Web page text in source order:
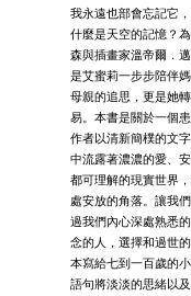
我永遠也部會忘記它
什麼是天空的記憶？
森與插畫家溫帝爾．
是艾蜜莉一步步陪伴
母親的追思，更是她
易。本書是關於一個
作者以清新簡樸的文
中流露著濃濃的愛、
都可理解的現實世界
處安放的角落。讓我
過我們內心深處熟悉
念的人，選擇和過世
本寫給七到一百歲的
語句將淡淡的思緒以